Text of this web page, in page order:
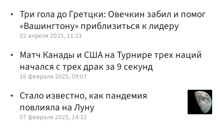
Три гола до Гретцки: Овечкин забил и помог
«Вашингтону» приблизиться к лидеру
02 апреля 2025, 11:33
Матч Канады и США на Турнире трех наций
начался с трех драк за 9 секунд
16 февраля 2025, 09:07
Стало известно, как пандемия
повлияла на Луну
07 февраля 2025, 14:32